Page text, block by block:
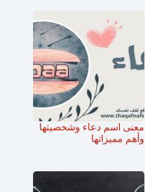
معنى اسم دعاء وشخصيتها
وأهم مميزاتها